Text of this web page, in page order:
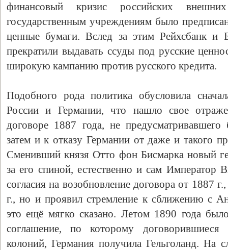
финансовый кризис российских
государственным учреждениям было
ценные бумаги. Вслед за этим Рейхсбанк и
прекратили выдавать ссуды под русские
широкую кампанию против русского кредита.
Подобного рода политика обусловила
России и Германии, что нашло свое
договоре 1887 года, не предусматривавшего
затем и к отказу Германии от даже и такого
Сменивший князя Отто фон Бисмарка новый
за его спиной, естественно и сам Император
согласия на возобновление договора от 1887
г., но и проявил стремление к сближению с
это ещё мягко сказано. Летом 1890 года
соглашение, по которому
колоний, Германия получила Гельголанд. На